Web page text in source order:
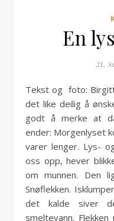
En
21.
Tekst og foto: Birgitte Simensen Berg Hvert år er
det like deilig å
godt å merke at
ender: Morgenlyset
varer lenger. Lys-
oss opp, hever
om munnen. Den
Snøflekken.
det kalde siver
smeltevann.